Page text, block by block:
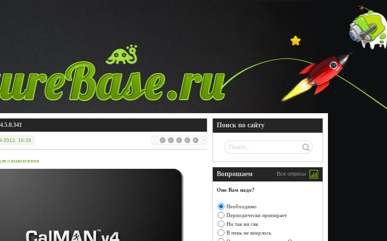
2012, 16:26
ознакомления
Поиск по сайту
Вопрошаем Все опросы
Оно Вам надо?
Необходимо
Периодически припирает
Ни так ни сяк
В пень не вперлось